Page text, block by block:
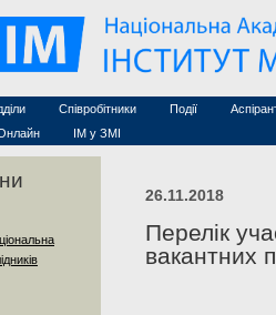
робота
Співробітники
Асоційовані дослідники
Технічний персонал
Події
Конференції
Курси з
ІМ у ЗМІ
26.11.2018
Перелік
вакантних